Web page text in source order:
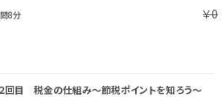
8分 ￥0
回目 税金の仕組み～節税ポイントを知ろう～